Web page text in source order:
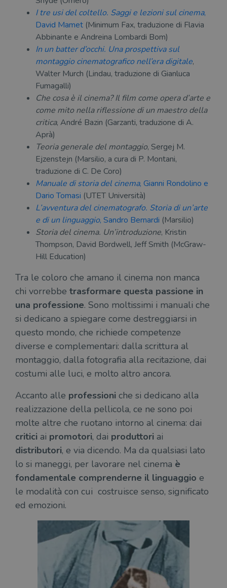
I tre usi del coltello. Saggi e lezioni sul cinema,
David Mamet (Minimum Fax, traduzione di Flavia
Abbinante e Andreina Lombardi Bom)
In un batter d’occhi. Una prospettiva sul
montaggio cinematografico nell’era digitale,
Walter Murch (Lindau, traduzione di Gianluca
Fumagalli)
Che cosa è il cinema? Il film come opera d’arte e
come mito nella riflessione di un maestro della
critica, André Bazin (Garzanti, traduzione di A.
Aprà)
Teoria generale del montaggio, Sergej M.
Ejzenstejn (Marsilio, a cura di P. Montani,
traduzione di C. De Coro)
Manuale di storia del cinema, Gianni Rondolino e
Dario Tomasi (UTET Università)
L’avventura del cinematografo. Storia di un’arte
e di un linguaggio, Sandro Bernardi (Marsilio)
Storia del cinema. Un’introduzione, Kristin
Thompson, David Bordwell, Jeff Smith (McGraw-
Hill Education)
Tra le coloro che amano il cinema non manca
chi vorrebbe trasformare questa passione in
una professione. Sono moltissimi i manuali che
si dedicano a spiegare come destreggiarsi in
questo mondo, che richiede competenze
diverse e complementari: dalla scrittura al
montaggio, dalla fotografia alla recitazione, dai
costumi alle luci, e molto altro ancora.
Accanto alle professioni che si dedicano alla
realizzazione della pellicola, ce ne sono poi
molte altre che ruotano intorno al cinema: dai
critici ai promotori, dai produttori ai
distributori, e via dicendo. Ma da qualsiasi lato
lo si maneggi, per lavorare nel cinema è
fondamentale comprenderne il linguaggio e
le modalità con cui costruisce senso, significato
ed emozioni.